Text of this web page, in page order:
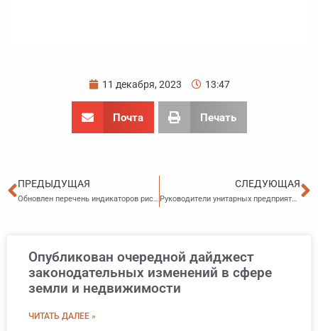
11 декабря, 2023 13:47
Почта Печать
Пред
ПРЕДЫДУЩАЯ
Обновлен перечень индикаторов риска при лицензировании производства лекарств
СЛЕДУЮЩАЯ
Руководители унитарных предприятий будут проходить регулярную переаттестацию
Опубликован очередной дайджест
законодательных изменений в сфере
земли и недвижимости
ЧИТАТЬ ДАЛЕЕ »